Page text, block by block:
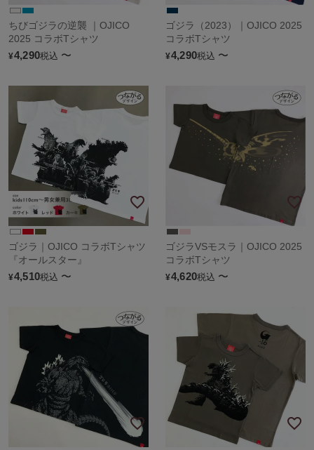
ちびゴジラの逆襲 ｜OJICO
2025 コラボTシャツ
¥4,290税込 〜
ゴジラ（2023）｜OJICO 2025
コラボTシャツ
¥4,290税込 〜
ゴジラ｜OJICO コラボTシャツ
『オールスター』
¥4,510税込 〜
ゴジラVSモスラ｜OJICO 2025
コラボTシャツ
¥4,620税込 〜